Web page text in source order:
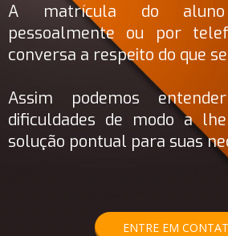
A matrícula do
pessoalmente ou por
conversa a respeito do que
Assim podemos
dificuldades de modo a
solução pontual para suas
ENTRE EM